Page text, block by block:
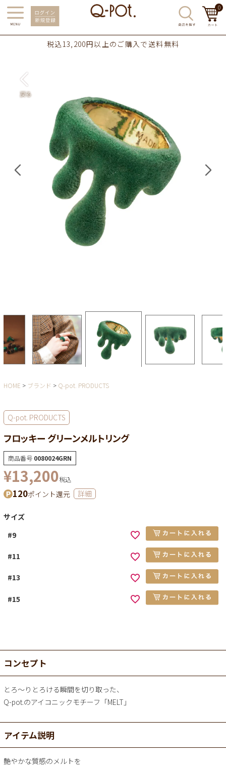
0
税込13,200円以上のご購入で送料無料
HOME ブランド Q-pot. PRODUCTS
Q-pot. PRODUCTS
フロッキー グリーンメルトリング
商品番号 0080024GRN
¥13,200税込
120ポイント還元 詳細
サイズ
#9
#11
#13
#15
コンセプト
とろ～りとろける瞬間を切り取った、
Q-pot.のアイコニックモチーフ「MELT」
アイテム説明
艶やかな質感のメルトを